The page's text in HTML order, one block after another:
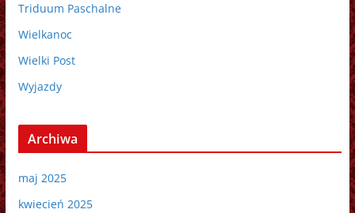
Triduum Paschalne
Wielkanoc
Wielki Post
Wyjazdy
Archiwa
maj 2025
kwiecień 2025